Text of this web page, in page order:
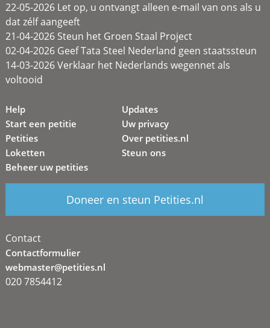
22-05-2026 Let op, u ontvangt alleen e-mail van ons als u
dat zélf aangeeft
21-04-2026 Steun het Groen Staal Project
02-04-2026 Geef Tata Steel Nederland geen staatssteun
14-03-2026 Verklaar het Nederlands wegennet als
voltooid
Help
Start een petitie
Petities
Loketten
Beheer uw petities
Updates
Uw privacy
Over petities.nl
Steun ons
Doneer en steun Petities.nl
Contact
Contactformulier
webmaster@petities.nl
020 7854412